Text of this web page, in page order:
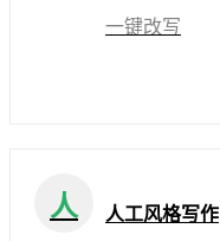
一键改写
人 人工风格写作